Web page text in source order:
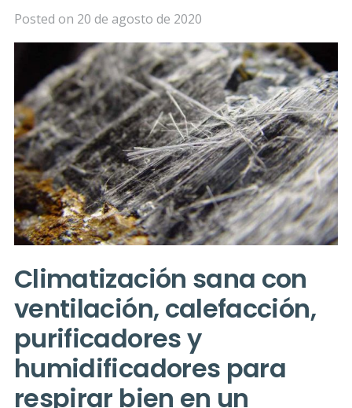
Posted on 20 de agosto de 2020
Climatización sana con
ventilación, calefacción,
purificadores y
humidificadores para
respirar bien en un